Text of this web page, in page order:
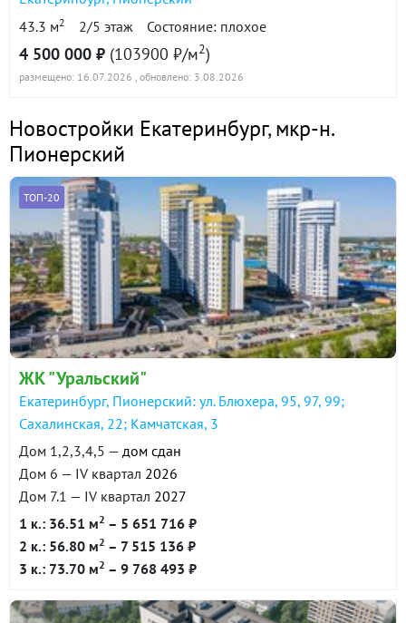
43.3 м2 2/5 этаж Состояние: плохое
4 500 000 ₽ (103900 ₽/м2)
размещено: 16.07.2026 , обновлено: 3.08.2026
Новостройки Екатеринбург,мкр-н.
Пионерский
ТОП-20
ЖК "Уральский"
Екатеринбург, Пионерский: ул. Блюхера, 95, 97, 99;
Сахалинская, 22; Камчатская, 3
Дом 1,2,3,4,5 — дом сдан
Дом 6 — IV квартал 2026
Дом 7.1 — IV квартал 2027
1 к.: 36.51 м2 – 5 651 716 ₽
2 к.: 56.80 м2 – 7 515 136 ₽
3 к.: 73.70 м2 – 9 768 493 ₽